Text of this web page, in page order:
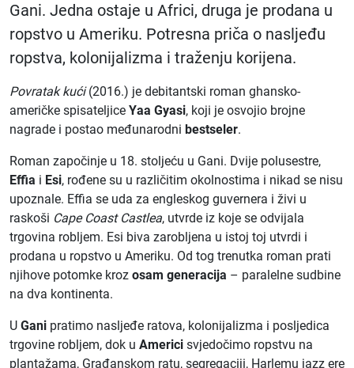
Gani. Jedna ostaje u Africi, druga je prodana u
ropstvo u Ameriku. Potresna priča o nasljeđu
ropstva, kolonijalizma i traženju korijena.
Povratak kući(2016.) je debitantski roman ghansko-
američke spisateljice Yaa Gyasi, koji je osvojio brojne
nagrade i postao međunarodni bestseler.
Roman započinje u 18. stoljeću u Gani. Dvije polusestre,
Effia i Esi, rođene su u različitim okolnostima i nikad se nisu
upoznale. Effia se uda za engleskog guvernera i živi u
raskoši Cape Coast Castlea, utvrde iz koje se odvijala
trgovina robljem. Esi biva zarobljena u istoj toj utvrdi i
prodana u ropstvo u Ameriku. Od tog trenutka roman prati
njihove potomke kroz osam generacija – paralelne sudbine
na dva kontinenta.
U Gani pratimo nasljeđe ratova, kolonijalizma i posljedica
trgovine robljem, dok u Americi svjedočimo ropstvu na
plantažama, Građanskom ratu, segregaciji, Harlemu jazz ere